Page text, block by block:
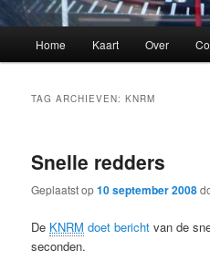
Home Kaart Over
TAG ARCHIEVEN:KNRM
Snelle redders
Geplaatst op10 september 2008
De KNRM doet bericht van de
seconden.